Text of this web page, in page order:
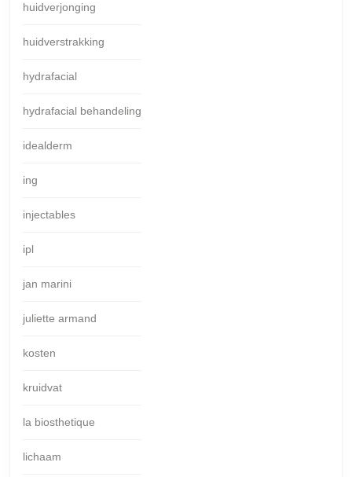
huidverjonging
huidverstrakking
hydrafacial
hydrafacial behandeling
idealderm
ing
injectables
ipl
jan marini
juliette armand
kosten
kruidvat
la biosthetique
lichaam